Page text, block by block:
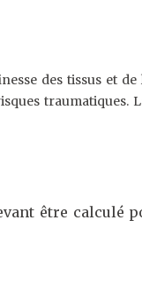
des tissus et
traumatiques.
être calculé